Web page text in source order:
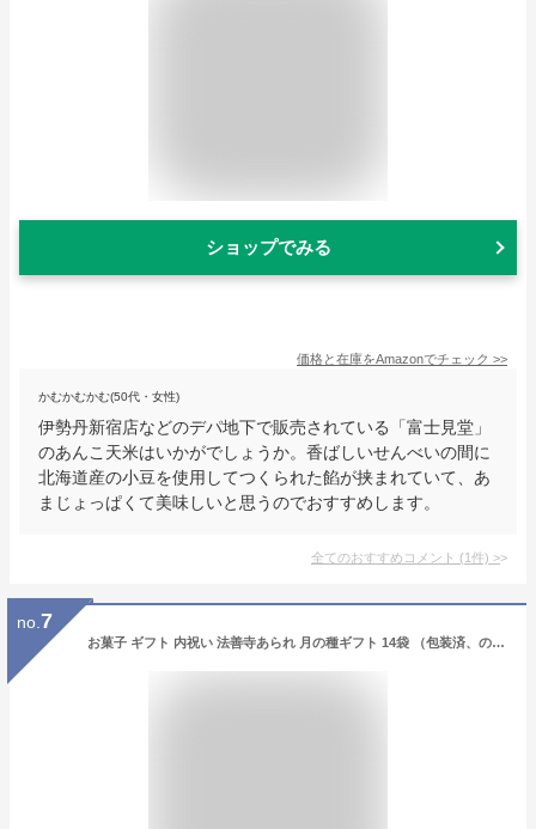
ショップでみる
価格と在庫をAmazonでチェック >>
かむかむかむ(50代・女性)
伊勢丹新宿店などのデパ地下で販売されている「富士見堂」
のあんこ天米はいかがでしょうか。香ばしいせんべいの間に
北海道産の小豆を使用してつくられた餡が挟まれていて、あ
まじょっぱくて美味しいと思うのでおすすめします。
全てのおすすめコメント (1件) >
no. 7
お菓子 ギフト 内祝い 法善寺あられ 月の種ギフト 14袋 （包装済、のしは外のし） / おかき 国産餅米100%使用 出産内祝い 結婚内祝い 結婚祝い メッセージ付き 写真入り JGS 食べ物 お返し 父の日ギフト